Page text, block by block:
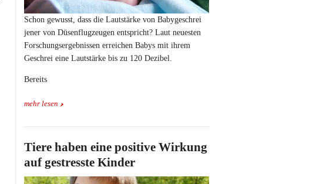
Schon gewusst, dass die Lautstärke von Babygeschrei
jener von Düsenflugzeugen entspricht? Laut neuesten
Forschungsergebnissen erreichen Babys mit ihrem
Geschrei eine Lautstärke bis zu 120 Dezibel.
Bereits
mehr lesen
Tiere haben eine positive Wirkung
auf gestresste Kinder